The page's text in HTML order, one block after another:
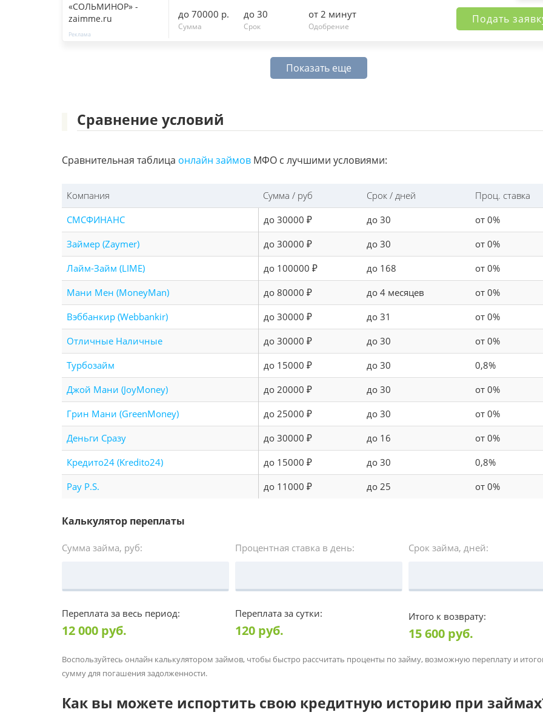
до 70000 р.
Сумма
до 30
Срок
от 2 минут
Одобрение
Подать
Показать еще
Сравнение условий
Сравнительная таблица онлайн займов МФО с лучшими условиями:
Компания Сумма / руб Срок / дней
Проц. ставка
СМСФИНАНС
до 30000 ₽ до 30
от 0%
Займер (Zaymer)
до 30000 ₽ до 30
от 0%
Лайм-Займ (LIME)
до 100000 ₽ до 168
от 0%
Мани Мен (MoneyMan)
до 80000 ₽ до 4 месяцев
от 0%
Вэббанкир (Webbankir)
до 30000 ₽ до 31
от 0%
Отличные Наличные
до 30000 ₽ до 30
от 0%
Турбозайм
до 15000 ₽ до 30
0,8%
Джой Мани (JoyMoney)
до 20000 ₽ до 30
от 0%
Грин Мани (GreenMoney)
до 25000 ₽ до 30
от 0%
Деньги Сразу
до 30000 ₽ до 16
от 0%
Кредито24 (Kredito24)
до 15000 ₽ до 30
0,8%
Pay P.S.
до 11000 ₽ до 25 от 0%
Калькулятор переплаты
Сумма займа, руб: Процентная ставка в день: Срок займа, дней:
Переплата за весь период:
12 000 руб.
Переплата за сутки:
120руб.
Итого к возврату:
15 600руб.
Воспользуйтесь онлайн калькулятором займов, чтобы быстро рассчитать проценты по займу, возможную переплату и
сумму для погашения задолженности.
Как вы можете испортить свою кредитную историю при